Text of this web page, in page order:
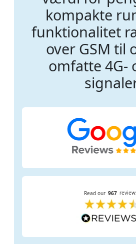
kompakte
funktionalitet
over GSM til
omfatte 4G-